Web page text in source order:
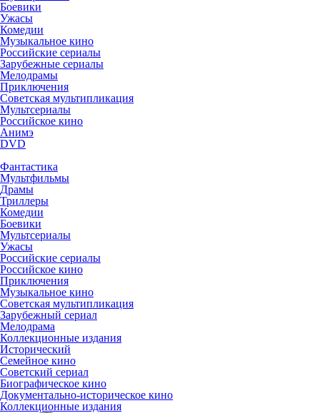
Боевики
Ужасы
Комедии
Музыкальное кино
Российские сериалы
Зарубежные сериалы
Мелодрамы
Приключения
Советская мультипликация
Мультсериалы
Российское кино
Анимэ
DVD
Фантастика
Мультфильмы
Драмы
Триллеры
Комедии
Боевики
Мультсериалы
Ужасы
Российские сериалы
Российское кино
Приключения
Музыкальное кино
Советская мультипликация
Зарубежный сериал
Мелодрама
Коллекционные издания
Исторический
Семейное кино
Советский сериал
Биографическое кино
Документально-историческое кино
Коллекционные издания